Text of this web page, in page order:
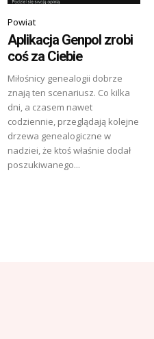
Powiat
Aplikacja Genpol zrobi
coś za Ciebie
Miłośnicy genealogii dobrze
znają ten scenariusz. Co kilka
dni, a czasem nawet
codziennie, przeglądają kolejne
drzewa genealogiczne w
nadziei, że ktoś właśnie dodał
poszukiwanego...